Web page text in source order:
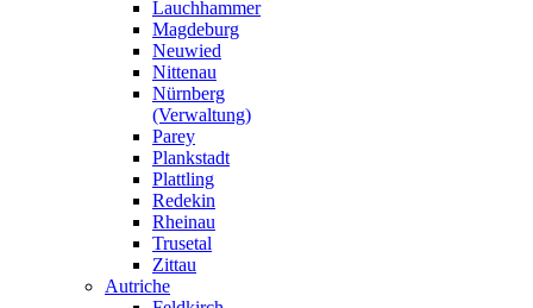
Lauchhammer
Magdeburg
Neuwied
Nittenau
Nürnberg
(Verwaltung)
Parey
Plankstadt
Plattling
Redekin
Rheinau
Trusetal
Zittau
Autriche